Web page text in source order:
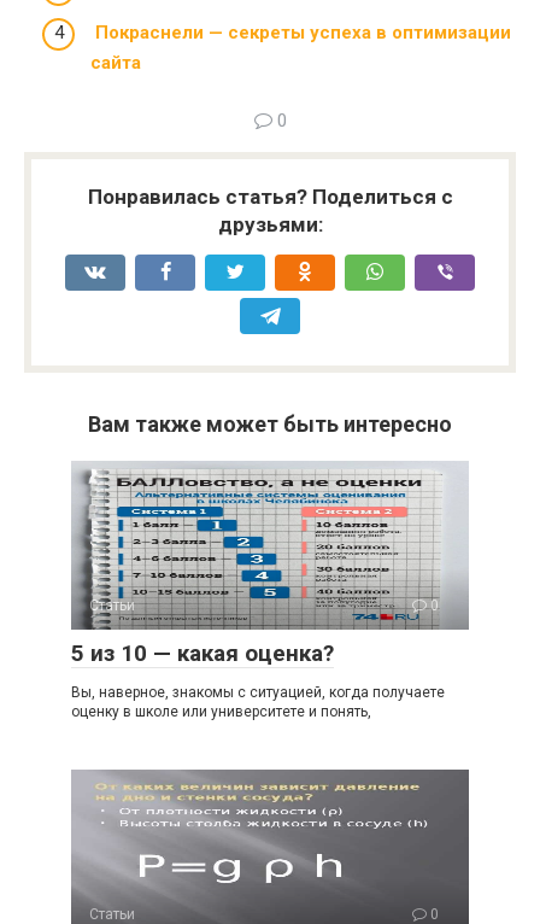
Покраснели — секреты успеха в оптимизации
сайта
0
Понравилась статья? Поделиться с
друзьями:
Вам также может быть интересно
Статьи 0
5 из 10 — какая оценка?
Вы, наверное, знакомы с ситуацией, когда получаете
оценку в школе или университете и понять,
Статьи 0